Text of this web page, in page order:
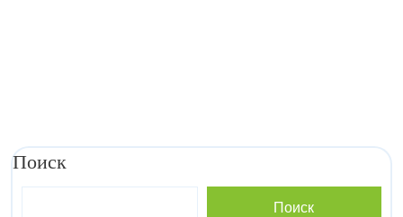
Поиск
Поиск